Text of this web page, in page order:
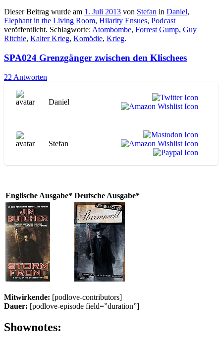
Dieser Beitrag wurde am 1. Juli 2013 von Stefan in Daniel,
Elephant in the Living Room, Hilarity Ensues, Podcast
veröffentlicht. Schlagworte: Atombombe, Forrest Gump, Guy
Ritchie, Kalter Krieg, Komödie, Krieg.
SPA024 Grenzgänger zwischen den Klischees
22 Antworten
Daniel
Stefan
Englische Ausgabe* Deutsche Ausgabe*
Mitwirkende: [podlove-contributors]
Dauer: [podlove-episode field=”duration”]
Shownotes: